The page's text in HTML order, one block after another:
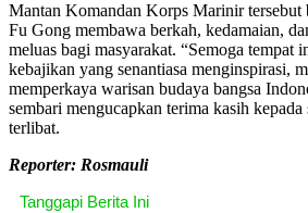
Mantan Komandan Korps Marinir tersebut
Fu Gong membawa berkah, kedamaian,
meluas bagi masyarakat. “Semoga tempat
kebajikan yang senantiasa menginspirasi,
memperkaya warisan budaya bangsa
sembari mengucapkan terima kasih
terlibat.
Reporter: Rosmauli
Tanggapi Berita Ini